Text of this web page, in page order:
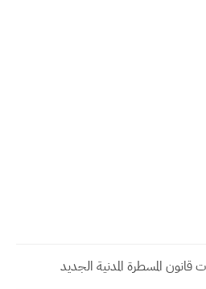
المسطرة المدنية الجديد